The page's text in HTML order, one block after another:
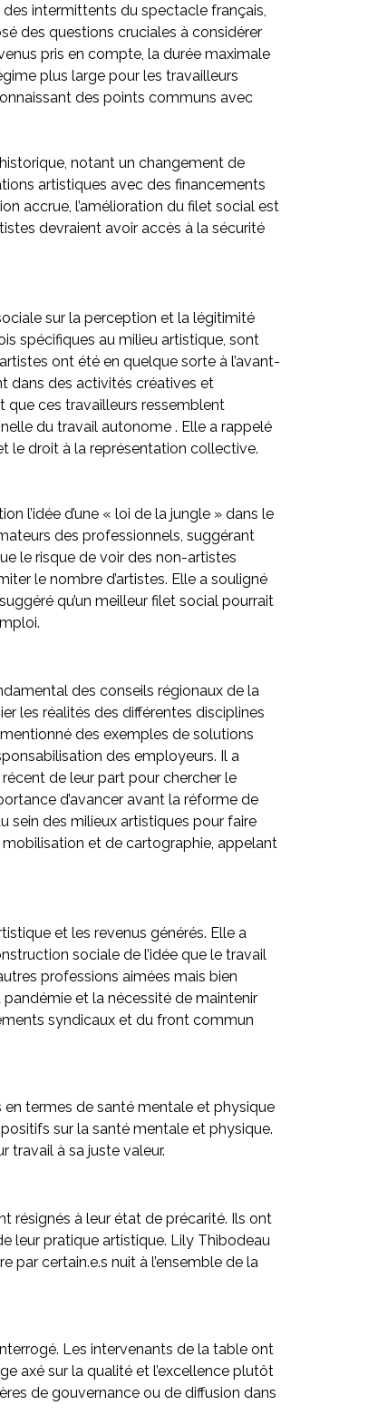
intermittents du spectacle français,
des questions cruciales à considérer
pris en compte, la durée maximale
plus large pour les travailleurs
des points communs avec
notant un changement de
artistiques avec des financements
accrue, l’amélioration du filet social est
devraient avoir accès à la sécurité
sur la perception et la légitimité
spécifiques au milieu artistique, sont
ont été en quelque sorte à l’avant-
dans des activités créatives et
que ces travailleurs ressemblent
du travail autonome . Elle a rappelé
le droit à la représentation collective.
l’idée d’une « loi de la jungle » dans le
des professionnels, suggérant
le risque de voir des non-artistes
le nombre d’artistes. Elle a souligné
qu’un meilleur filet social pourrait
des conseils régionaux de la
les réalités des différentes disciplines
des exemples de solutions
des employeurs. Il a
de leur part pour chercher le
d’avancer avant la réforme de
sein des milieux artistiques pour faire
et de cartographie, appelant
et les revenus générés. Elle a
sociale de l’idée que le travail
professions aimées mais bien
et la nécessité de maintenir
syndicaux et du front commun
en termes de santé mentale et physique
sur la santé mentale et physique.
travail à sa juste valeur.
résignés à leur état de précarité. Ils ont
leur pratique artistique. Lily Thibodeau
par certain.e.s nuit à l’ensemble de la
Les intervenants de la table ont
axé sur la qualité et l’excellence plutôt
de gouvernance ou de diffusion dans